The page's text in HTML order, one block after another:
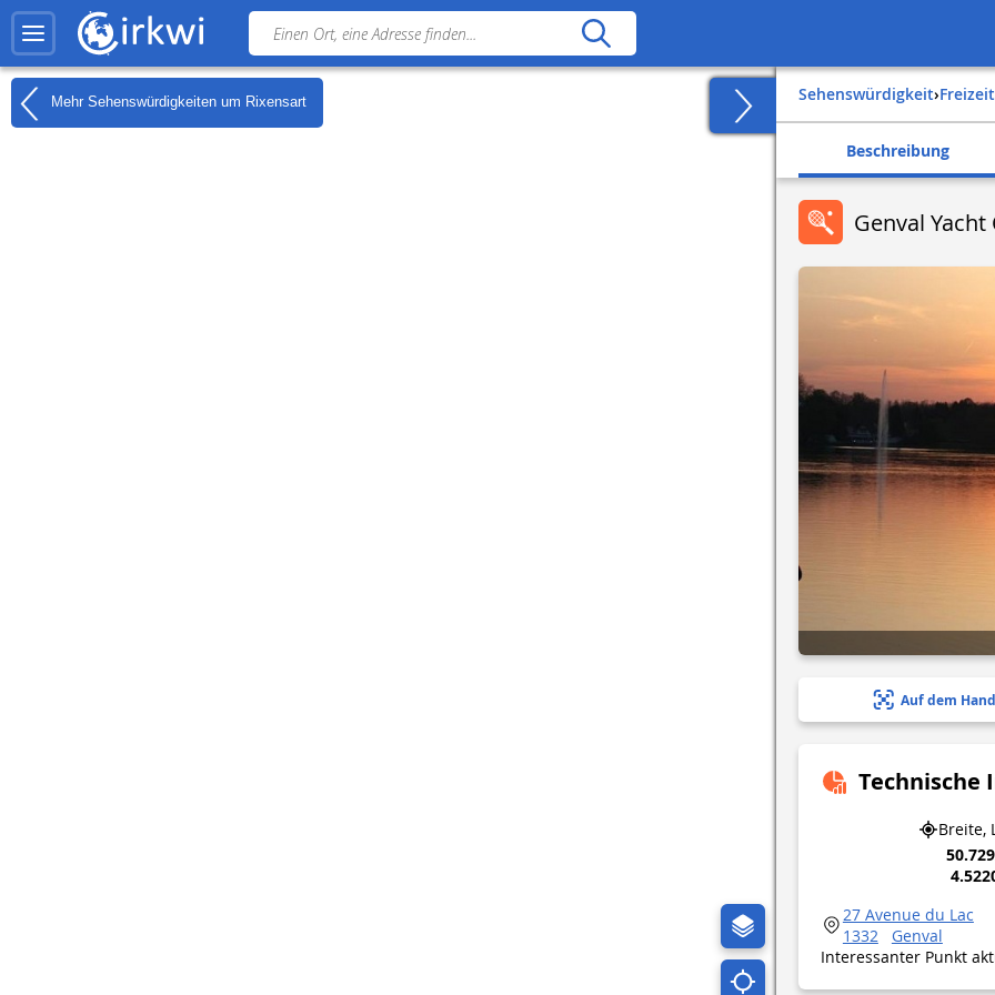
Mehr Sehenswürdigkeiten um Rixensart Sehenswürdigkeit›
Beschreibung
Genval Yacht
Auf dem
Technische
Breite,
27 Avenue du Lac
1332
Genval
Interessanter Punkt